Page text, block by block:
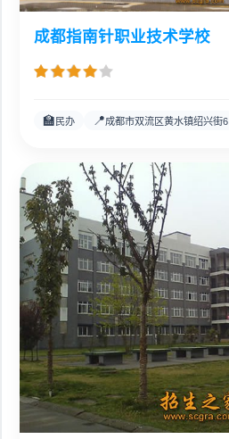
成都指南针职业技术学校
🏫 民办 📍成都市双流区黄水镇绍兴街6